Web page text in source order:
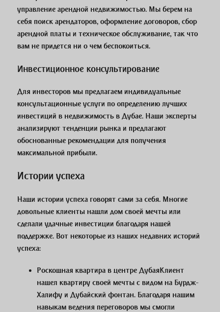
управление арендной недвижимостью. Мы берем на
себя поиск арендаторов, оформление договоров, сбор
арендной платы и техническое обслуживание, так что
вам не придется ни о чем беспокоиться.
Инвестиционное консультирование
Для инвесторов мы предлагаем индивидуальные
консультационные услуги по определению лучших
инвестиций в недвижимость в Дубае. Наши эксперты
анализируют тенденции рынка и предлагают
обоснованные рекомендации для получения
максимальной прибыли.
Истории успеха
Наши истории успеха говорят сами за себя. Многие
довольные клиенты нашли дом своей мечты или
сделали удачные инвестиции благодаря нашей
поддержке. Вот некоторые из наших недавних историй
успеха:
Роскошная квартира в центре ДубаяКлиент
нашел квартиру своей мечты с видом на Бурдж-
Халифу и Дубайский фонтан. Благодаря нашим
навыкам ведения переговоров мы смогли